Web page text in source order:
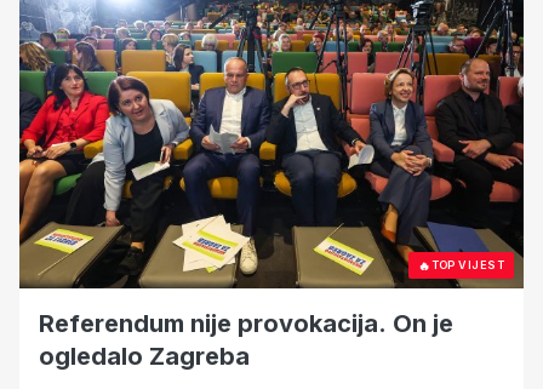
🔥TOP VIJEST
Referendum nije provokacija. On je
ogledalo Zagreba